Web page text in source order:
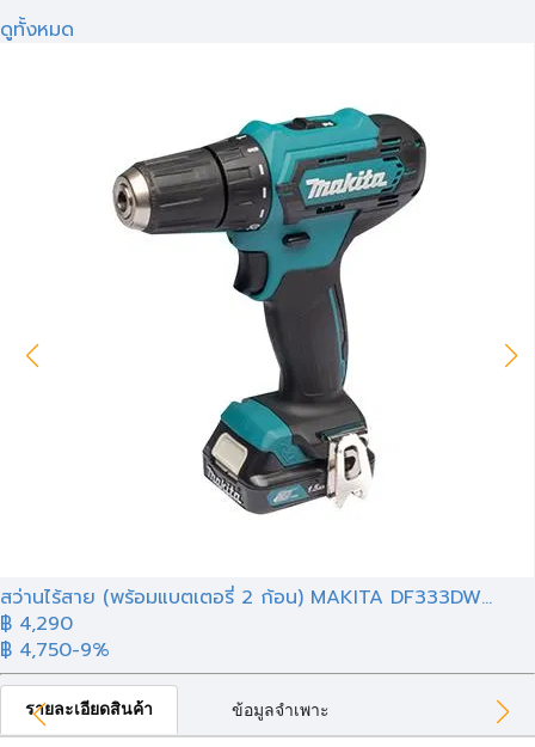
ดูทั้งหมด
สว่านไร้สาย (พร้อมแบตเตอรี่ 2 ก้อน) MAKITA DF333DW...
฿ 4,290
฿ 4,750-9%
รายละเอียดสินค้า ข้อมูลจำเพาะ